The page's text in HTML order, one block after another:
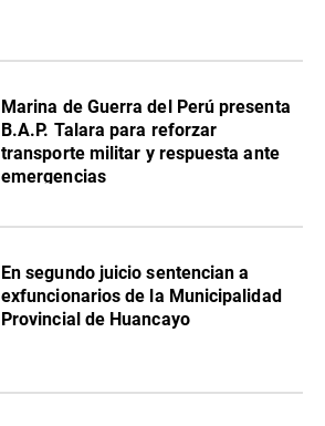
Marina de Guerra del Perú presenta
B.A.P. Talara para reforzar
transporte militar y respuesta ante
emergencias
En segundo juicio sentencian a
exfuncionarios de la Municipalidad
Provincial de Huancayo